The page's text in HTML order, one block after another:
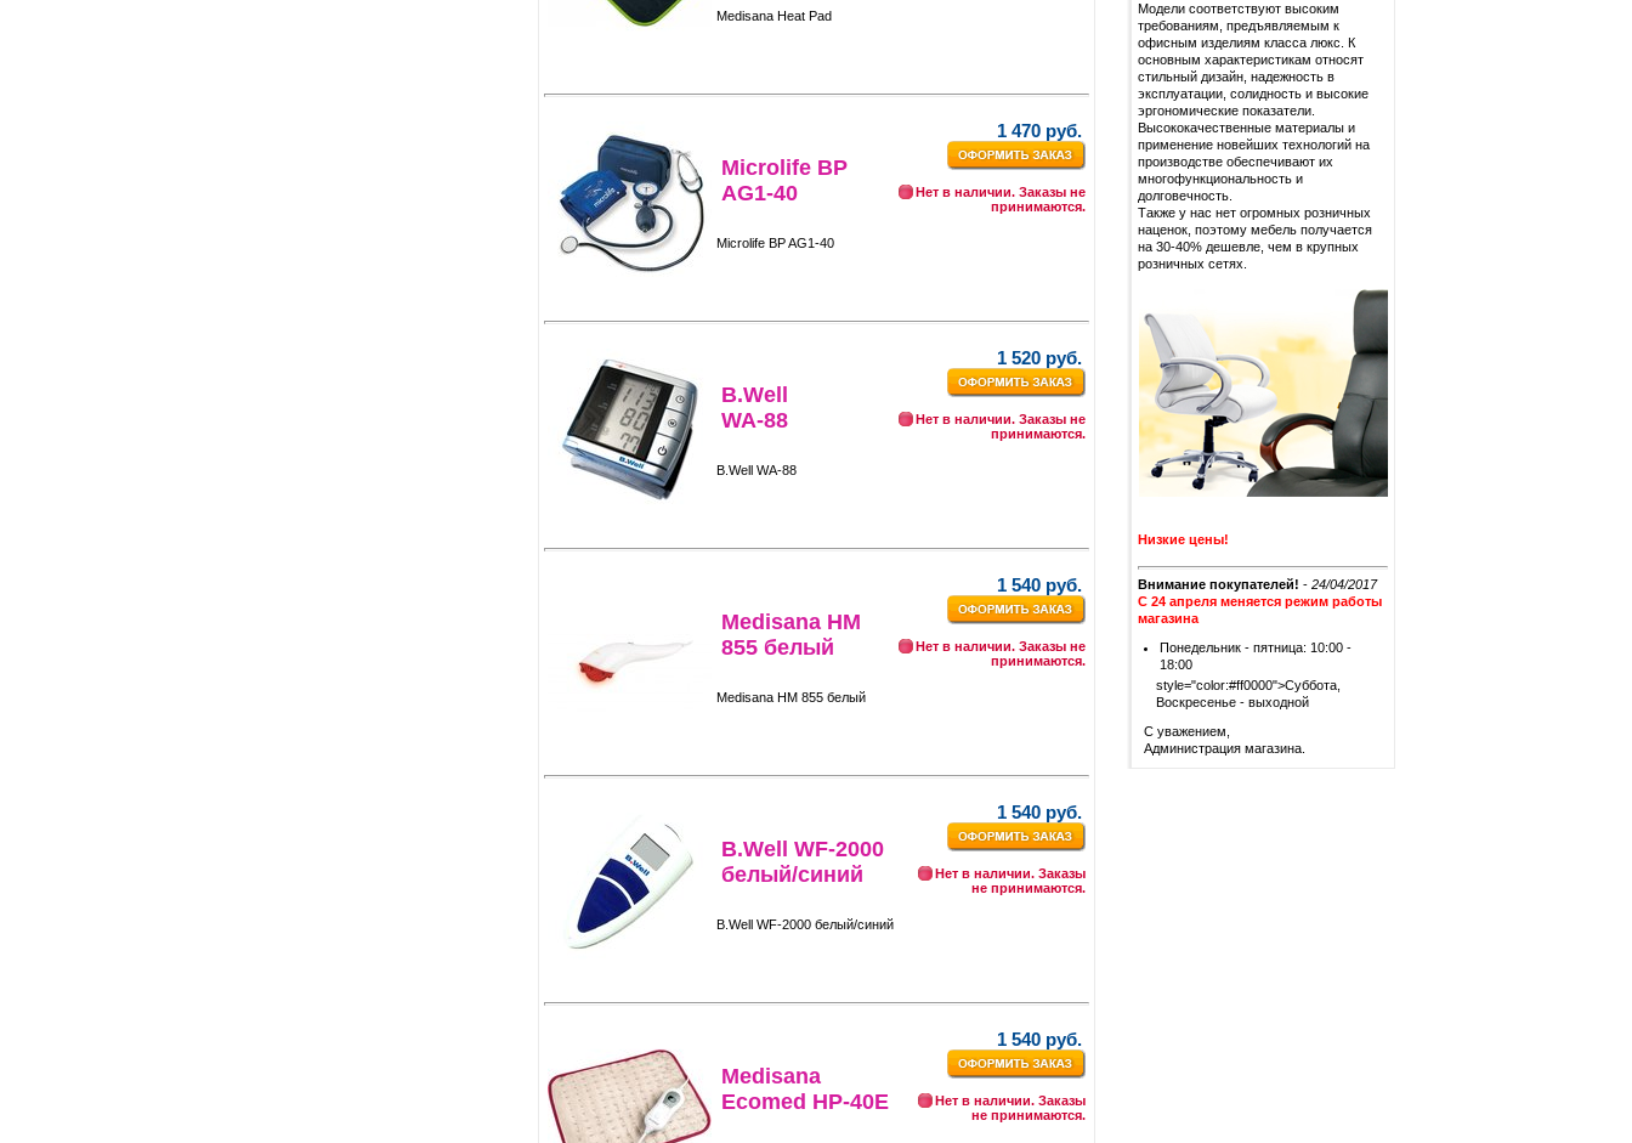
Medisana Heat Pad
Microlife BP
AG1-40
Microlife BP AG1-40
1 470 руб.
Нет в наличии. Заказы не
принимаются.
B.Well
WA-88
B.Well WA-88
1 520 руб.
Нет в наличии. Заказы не
принимаются.
Medisana HM
855 белый
Medisana HM 855 белый
1 540 руб.
Нет в наличии. Заказы не
принимаются.
B.Well WF-2000
белый/синий
B.Well WF-2000 белый/синий
1 540 руб.
Нет в наличии. Заказы
не принимаются.
Medisana
Ecomed HP-40E
1 540 руб.
Нет в наличии. Заказы
не принимаются.
Модели соответствуют высоким
требованиям, предъявляемым к
офисным изделиям класса люкс. К
основным характеристикам относят
стильный дизайн, надежность в
эксплуатации, солидность и высокие
эргономические показатели.
Высококачественные материалы и
применение новейших технологий на
производстве обеспечивают их
многофункциональность и
долговечность.
Также у нас нет огромных розничных
наценок, поэтому мебель получается
на 30-40% дешевле, чем в крупных
розничных сетях.
Низкие цены!
Внимание покупателей! - 24/04/2017
С 24 апреля меняется режим работы
магазина
Понедельник - пятница: 10:00 -
18:00
style="color:#ff0000">Суббота,
Воскресенье - выходной
С уважением,
Администрация магазина.